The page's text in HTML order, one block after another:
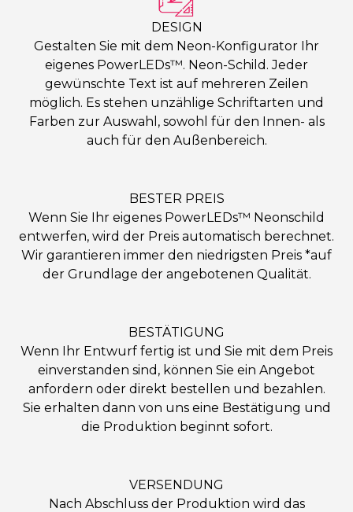
DESIGN
Gestalten Sie mit dem Neon-Konfigurator Ihr
eigenes PowerLEDs™. Neon-Schild. Jeder
gewünschte Text ist auf mehreren Zeilen
möglich. Es stehen unzählige Schriftarten und
Farben zur Auswahl, sowohl für den Innen- als
auch für den Außenbereich.
BESTER PREIS
Wenn Sie Ihr eigenes PowerLEDs™ Neonschild
entwerfen, wird der Preis automatisch berechnet.
Wir garantieren immer den niedrigsten Preis *auf
der Grundlage der angebotenen Qualität.
BESTÄTIGUNG
Wenn Ihr Entwurf fertig ist und Sie mit dem Preis
einverstanden sind, können Sie ein Angebot
anfordern oder direkt bestellen und bezahlen.
Sie erhalten dann von uns eine Bestätigung und
die Produktion beginnt sofort.
VERSENDUNG
Nach Abschluss der Produktion wird das